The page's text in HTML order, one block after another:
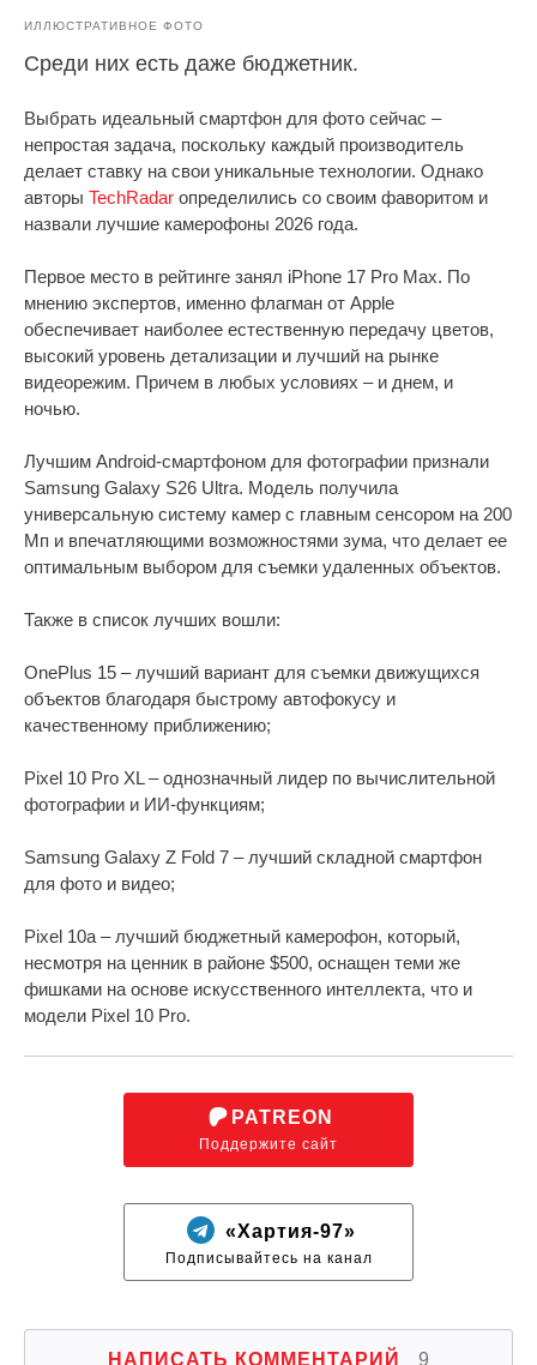
ИЛЛЮСТРАТИВНОЕ ФОТО
Среди них есть даже бюджетник.
Выбрать идеальный смартфон для фото сейчас –
непростая задача, поскольку каждый производитель
делает ставку на свои уникальные технологии. Однако
авторы TechRadar определились со своим фаворитом и
назвали лучшие камерофоны 2026 года.
Первое место в рейтинге занял iPhone 17 Pro Max. По
мнению экспертов, именно флагман от Apple
обеспечивает наиболее естественную передачу цветов,
высокий уровень детализации и лучший на рынке
видеорежим. Причем в любых условиях – и днем, и
ночью.
Лучшим Android-смартфоном для фотографии признали
Samsung Galaxy S26 Ultra. Модель получила
универсальную систему камер с главным сенсором на 200
Мп и впечатляющими возможностями зума, что делает ее
оптимальным выбором для съемки удаленных объектов.
Также в список лучших вошли:
OnePlus 15 – лучший вариант для съемки движущихся
объектов благодаря быстрому автофокусу и
качественному приближению;
Pixel 10 Pro XL – однозначный лидер по вычислительной
фотографии и ИИ-функциям;
Samsung Galaxy Z Fold 7 – лучший складной смартфон
для фото и видео;
Pixel 10a – лучший бюджетный камерофон, который,
несмотря на ценник в районе $500, оснащен теми же
фишками на основе искусственного интеллекта, что и
модели Pixel 10 Pro.
PATREON
Поддержите сайт
«Хартия-97»
Подписывайтесь на канал
НАПИСАТЬ КОММЕНТАРИЙ 9